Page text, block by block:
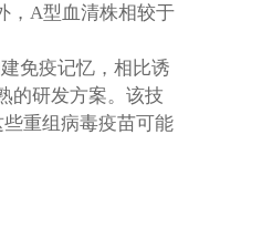
，A型血清株相较于
免疫记忆，相比诱
的研发方案。该技
重组病毒疫苗可能